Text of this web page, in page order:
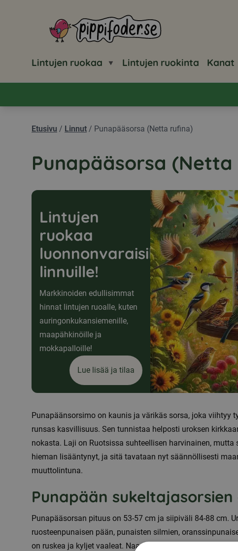
Pippifoder logo
Lintujen ruokaa Lintujen ruokinta Kanat
Etusivu / Linnut / Punapääsorsa (Netta rufina)
Punapääsorsa
Lintujen
ruokaa
luonnonvaraisille
linnuille!
Markkinoiden edullisimmat
hinnat lintujen ruoalle, kuten
auringonkukansiemenille,
maapähkinöille ja
mokkapalloille!
Lue lisää ja tilaa
Punapäänsorsimo on kaunis ja värikäs sorsa, joka viihtyy
runsas kasvillisuus. Sen tunnistaa helposti uroksen
nokasta. Laji on Ruotsissa suhteellisen harvinainen,
hieman lisääntynyt, ja sitä tavataan nyt säännöllisesti
muuttolintuna.
Punapään
Punapääsorsan pituus on 53-57 cm ja siipiväli 84-88 cm.
ruosteenpunaisen pään, punaisten silmien,
on ruskea ja kyljet vaaleat. Naaras on hillityn